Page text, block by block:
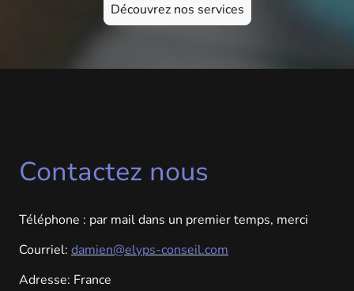
Découvrez nos services
Contactez nous
Téléphone : par mail dans un premier temps, merci
Courriel: damien@elyps-conseil.com
Adresse: France